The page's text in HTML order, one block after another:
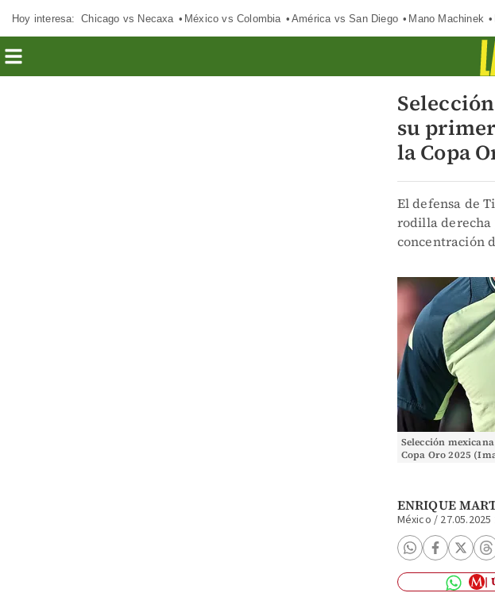
Hoy interesa: Chicago vs Necaxa México vs Colombia América vs San Diego Mano Machinek
su
la Copa
El defensa de
rodilla derecha
concentración
Selección
Copa Oro 2025
ENRIQUE
México / 27.05.2025